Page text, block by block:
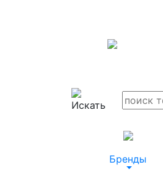
Бренды